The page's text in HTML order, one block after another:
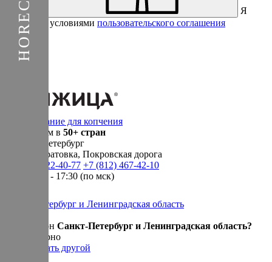
Отправить
Я
согласен с условиями пользовательского соглашения
Санкт-Петербург и Ленинградская область
Ваш регион Санкт-Петербург и Ленинградская область?
Да, все верно
Нет, выбрать другой
Оборудование для копчения
Доставляем в 50+ стран
Санкт-Петербург
п. Новосаратовка, Покровская дорога
+7 (905) 222-40-77 +7 (812) 467-42-10
пн-пт 9:00 - 17:30 (по мск)